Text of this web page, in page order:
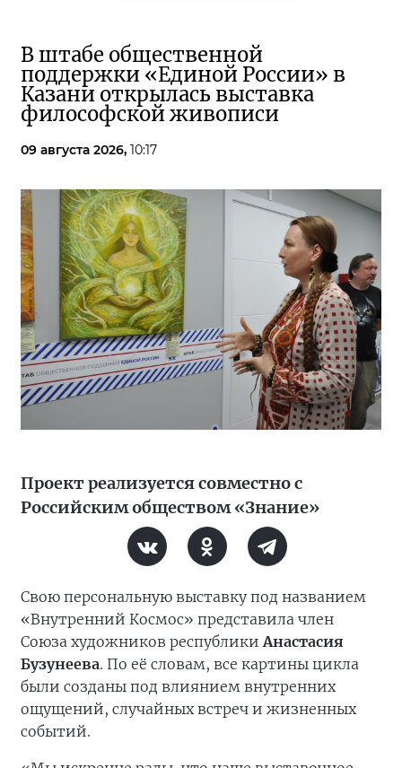
В штабе общественной
поддержки «Единой России» в
Казани открылась выставка
философской живописи
09 августа 2026, 10:17
Проект реализуется совместно с
Российским обществом «Знание»
Свою персональную выставку под названием
«Внутренний Космос» представила член
Союза художников республики Анастасия
Бузунеева. По её словам, все картины цикла
были созданы под влиянием внутренних
ощущений, случайных встреч и жизненных
событий.